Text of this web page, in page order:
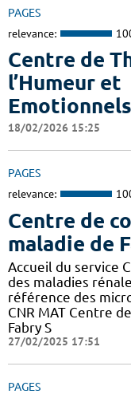
PAGES
relevance:
Centre de
l’Humeur et
18/02/2026 15:25
PAGES
relevance:
Centre de
maladie de
Accueil du service
des maladies
référence des
CNR MAT Centre
Fabry S
27/02/2025 17:51
PAGES